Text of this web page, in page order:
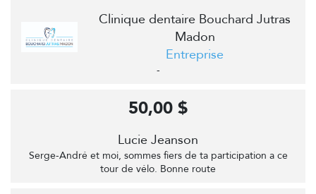
Clinique dentaire Bouchard Jutras
Madon
Entreprise
-
Lucie Jeanson
Serge-André et moi, sommes fiers de ta participation a ce
tour de vélo. Bonne route
50,00 $